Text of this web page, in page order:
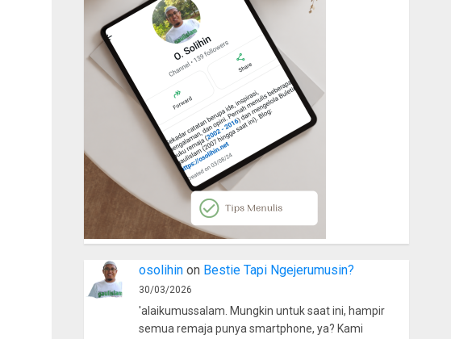
osolihinon Bestie Tapi Ngejerumusin?
30/03/2026
'alaikumussalam. Mungkin untuk saat ini, hampir
semua remaja punya smartphone, ya? Kami